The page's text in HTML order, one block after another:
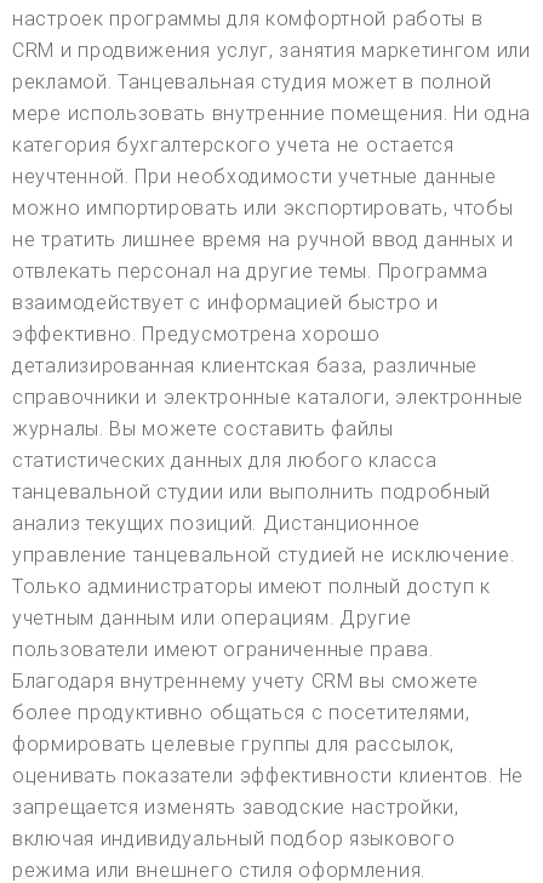
настроек программы для комфортной работы в
CRM и продвижения услуг, занятия маркетингом или
рекламой. Танцевальная студия может в полной
мере использовать внутренние помещения. Ни одна
категория бухгалтерского учета не остается
неучтенной. При необходимости учетные данные
можно импортировать или экспортировать, чтобы
не тратить лишнее время на ручной ввод данных и
отвлекать персонал на другие темы. Программа
взаимодействует с информацией быстро и
эффективно. Предусмотрена хорошо
детализированная клиентская база, различные
справочники и электронные каталоги, электронные
журналы. Вы можете составить файлы
статистических данных для любого класса
танцевальной студии или выполнить подробный
анализ текущих позиций. Дистанционное
управление танцевальной студией не исключение.
Только администраторы имеют полный доступ к
учетным данным или операциям. Другие
пользователи имеют ограниченные права.
Благодаря внутреннему учету CRM вы сможете
более продуктивно общаться с посетителями,
формировать целевые группы для рассылок,
оценивать показатели эффективности клиентов. Не
запрещается изменять заводские настройки,
включая индивидуальный подбор языкового
режима или внешнего стиля оформления.